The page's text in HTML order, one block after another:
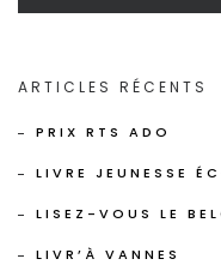
ARTICLES RÉCENTS
PRIX RTS ADO
LIVRE JEUNESSE
LISEZ-VOUS LE
LIVR’À VANNES